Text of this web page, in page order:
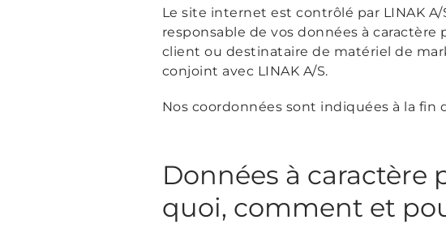
Le site internet est contrôlé par LINAK
responsable de vos données à
client ou destinataire de matériel de
conjoint avec LINAK A/S.
Nos coordonnées sont indiquées à la
Données à caractère
quoi, comment et